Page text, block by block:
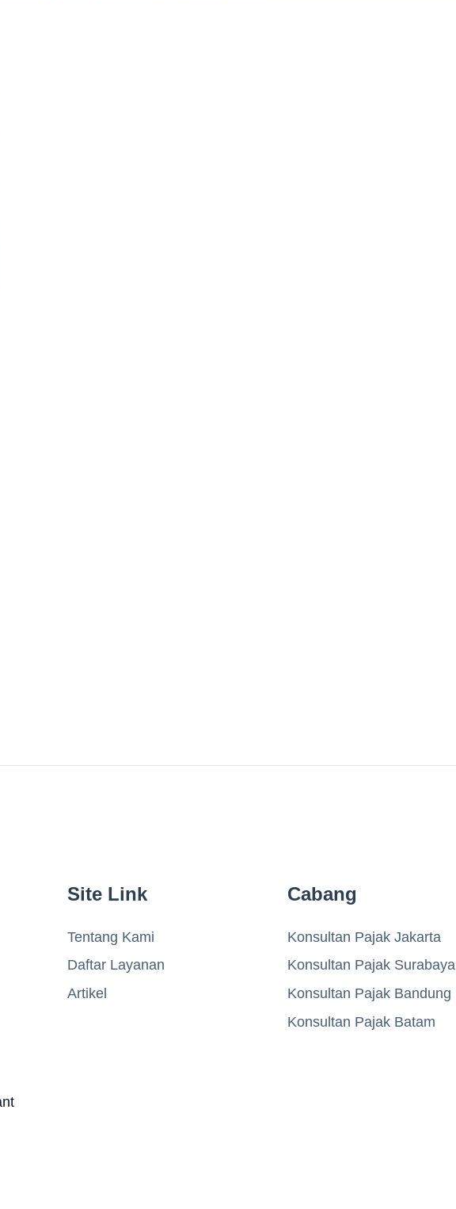
Site Link
Tentang Kami
Daftar Layanan
Artikel
Cabang
Konsultan Pajak Jakarta
Konsultan Pajak Surabaya
Konsultan Pajak Bandung
Konsultan Pajak Batam